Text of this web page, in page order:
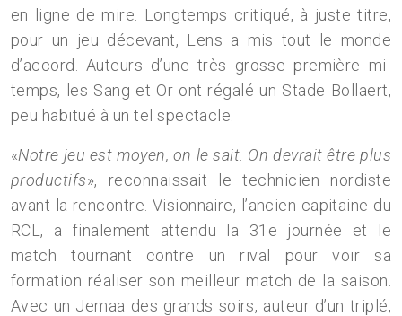
en ligne de mire. Longtemps critiqué, à juste titre,
pour un jeu décevant, Lens a mis tout le monde
d’accord. Auteurs d’une très grosse première mi-
temps, les Sang et Or ont régalé un Stade Bollaert,
peu habitué à un tel spectacle.
«Notre jeu est moyen, on le sait. On devrait être plus
productifs», reconnaissait le technicien nordiste
avant la rencontre. Visionnaire, l’ancien capitaine du
RCL, a finalement attendu la 31e journée et le
match tournant contre un rival pour voir sa
formation réaliser son meilleur match de la saison.
Avec un Jemaa des grands soirs, auteur d’un triplé,